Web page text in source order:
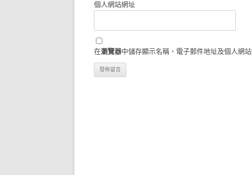
個人網站網址
在瀏覽器中儲存顯示名稱、電子郵件地址及個人網